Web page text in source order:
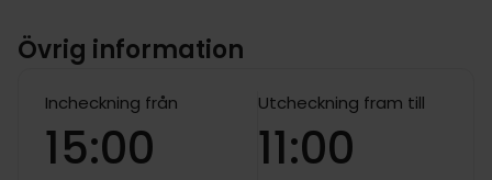
Övrig information
Incheckning från
15:00
Utcheckning fram till
11:00